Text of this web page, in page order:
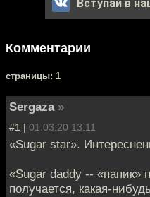
Вступай в
Комментарии
cтраницы: 1
Sergaza »
#1 | 01.03.20 13:11
«Sugar star».
«Sugar daddy -- «папик»
получается, какая-